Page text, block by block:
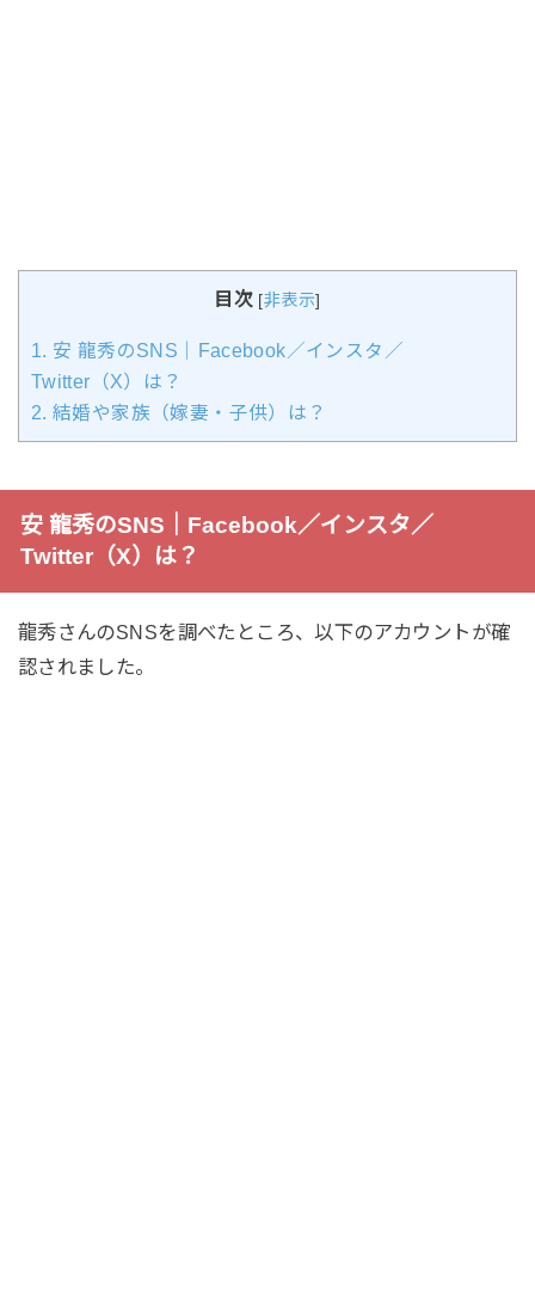
目次 [非表示]
1. 安 龍秀のSNS｜Facebook／インスタ／
Twitter（X）は？
2. 結婚や家族（嫁妻・子供）は？
安 龍秀のSNS｜Facebook／インスタ／
Twitter（X）は？
龍秀さんのSNSを調べたところ、以下のアカウントが確
認されました。